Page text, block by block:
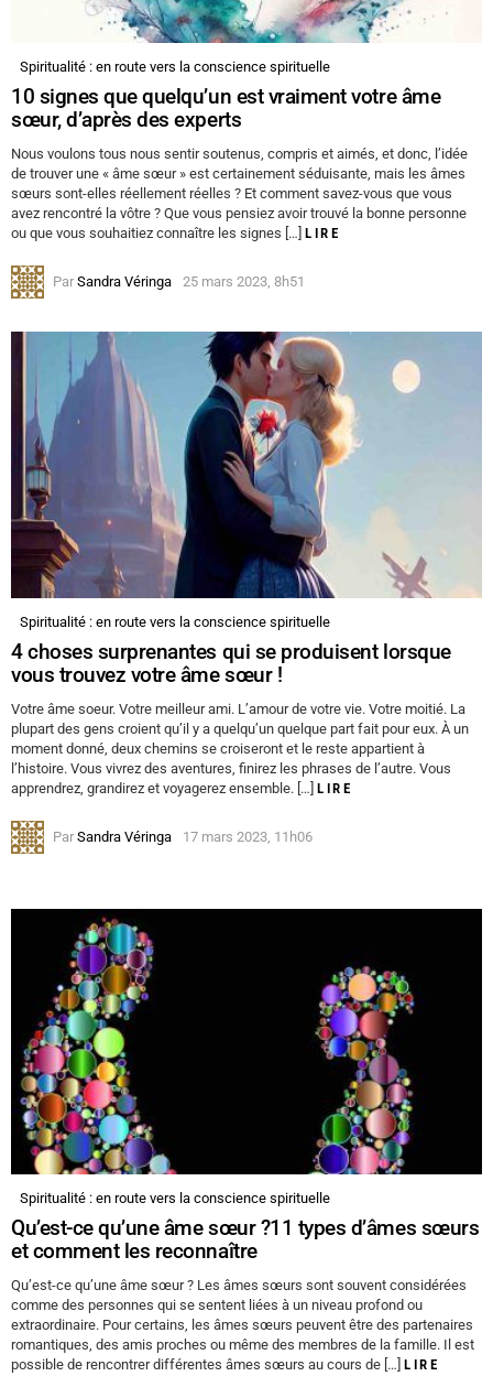
Spiritualité : en route vers la conscience spirituelle
10 signes que quelqu’un est vraiment votre âme
sœur, d’après des experts
Nous voulons tous nous sentir soutenus, compris et aimés, et donc, l’idée
de trouver une « âme sœur » est certainement séduisante, mais les âmes
sœurs sont-elles réellement réelles ? Et comment savez-vous que vous
avez rencontré la vôtre ? Que vous pensiez avoir trouvé la bonne personne
ou que vous souhaitiez connaître les signes […] LIRE
Par Sandra Véringa 25 mars 2023, 8h51
Spiritualité : en route vers la conscience spirituelle
4 choses surprenantes qui se produisent lorsque
vous trouvez votre âme sœur !
Votre âme soeur. Votre meilleur ami. L’amour de votre vie. Votre moitié. La
plupart des gens croient qu’il y a quelqu’un quelque part fait pour eux. À un
moment donné, deux chemins se croiseront et le reste appartient à
l’histoire. Vous vivrez des aventures, finirez les phrases de l’autre. Vous
apprendrez, grandirez et voyagerez ensemble. […] LIRE
Par Sandra Véringa 17 mars 2023, 11h06
Spiritualité : en route vers la conscience spirituelle
Qu’est-ce qu’une âme sœur ?11 types d’âmes sœurs
et comment les reconnaître
Qu’est-ce qu’une âme sœur ? Les âmes sœurs sont souvent considérées
comme des personnes qui se sentent liées à un niveau profond ou
extraordinaire. Pour certains, les âmes sœurs peuvent être des partenaires
romantiques, des amis proches ou même des membres de la famille. Il est
possible de rencontrer différentes âmes sœurs au cours de […] LIRE